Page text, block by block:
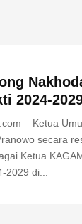
2024-
– Ketua
secara
Ketua
di...